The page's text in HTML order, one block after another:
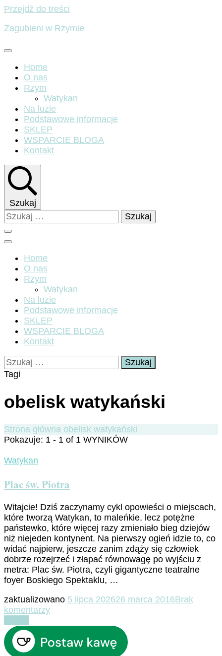
Przejdź do treści
Zagubieni w Rzymie
Home
O nas
Rzym
Watykan
Na luzie
Podstawowe informacje
SKLEP
WSPARCIE BLOGA
Kontakt
Szukaj
Szukaj:
Home
O nas
Rzym
Watykan
Na luzie
Podstawowe informacje
SKLEP
WSPARCIE BLOGA
Kontakt
Szukaj:
Tagi
obelisk watykański
Strona główna obelisk watykański
Pokazuje: 1 - 1 of 1 WYNIKÓW
Watykan
Plac św. Piotra
Witajcie! Dziś zaczynamy cykl opowieści o miejscach,
które tworzą Watykan, to maleńkie, lecz potężne
państewko, które więcej razy zmieniało bieg dziejów
niż niejeden kontynent. Na pierwszy ogień idzie to, co
widać najpierw, jeszcze zanim zdąży się człowiek
dobrze rozejrzeć i złapać równowagę po wyjściu z
metra: Plac św. Piotra, czyli gigantyczne teatralne
foyer Boskiego Spektaklu, …
zaktualizowano 5 lipca 202626 marca 2016Brak
komentarzydo
Piotra